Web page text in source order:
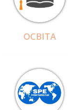
ОСВІТА